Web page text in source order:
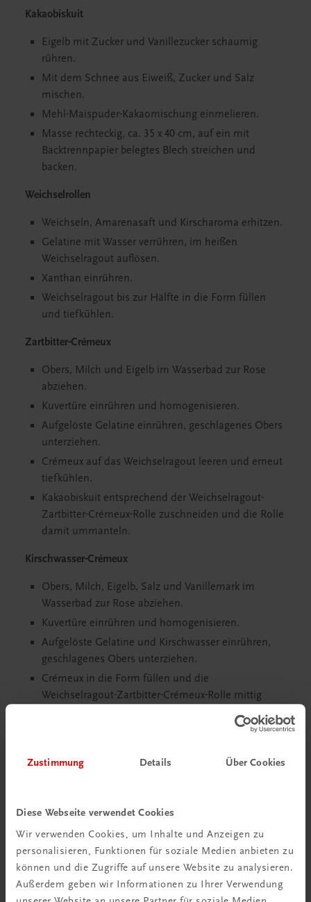
Zustimmung Details Über Cookies
Diese Webseite verwendet Cookies
Wir verwenden Cookies, um Inhalte und Anzeigen zu
personalisieren, Funktionen für soziale Medien anbieten zu
können und die Zugriffe auf unsere Website zu analysieren.
Außerdem geben wir Informationen zu Ihrer Verwendung
Kakaobiskuit
Eigelb mit Zucker und Vanillezucker schaumig
rühren.
Mit dem Schnee aus Eiweiß, Zucker und Salz
mischen.
Mehl-Maispuder-Kakaomischung einmelieren.
Masse rechteckig, ca. 35 x 40 cm, auf ein mit
Backtrennpapier belegtes Blech streichen und
backen.
Weichselrollen
Weichseln, Amarenasaft und Kirscharoma erhitzen.
Gelatine mit Wasser verrühren, im heißen
Weichselragout auflösen.
Xanthan einrühren.
Weichselragout bis zur Hälfte in die Form füllen
und tiefkühlen.
Zartbitter-Crémeux
Obers, Milch und Eigelb im Wasserbad zur Rose
abziehen.
Kuvertüre einrühren und homogenisieren.
Aufgelöste Gelatine einrühren, geschlagenes Obers
unterziehen.
Crémeux auf das Weichselragout leeren und erneut
tiefkühlen.
Kakaobiskuit entsprechend der Weichselragout-
Zartbitter-Crémeux-Rolle zuschneiden und die Rolle
damit ummanteln.
Kirschwasser-Crémeux
Obers, Milch, Eigelb, Salz und Vanillemark im
Wasserbad zur Rose abziehen.
Kuvertüre einrühren und homogenisieren.
Aufgelöste Gelatine und Kirschwasser einrühren,
geschlagenes Obers unterziehen.
Crémeux in die Form füllen und die
Weichselragout-Zartbitter-Crémeux-Rolle mittig
Temperierte Kuvertüre dünn auf die Klarsichtfolie
Fertigstellung
Kuchen mit weißer fettlöslicher Lebensmittelfarbe
absprühen. Mit der Schokoladenplatte und einer
Cocktailkirsche dekorieren.